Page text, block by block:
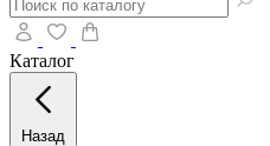
Каталог
Назад